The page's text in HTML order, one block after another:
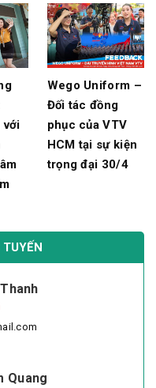
với
Wego Uniform –
Đối tác đồng
phục của VTV
HCM tại sự kiện
trọng đại 30/4
Quang